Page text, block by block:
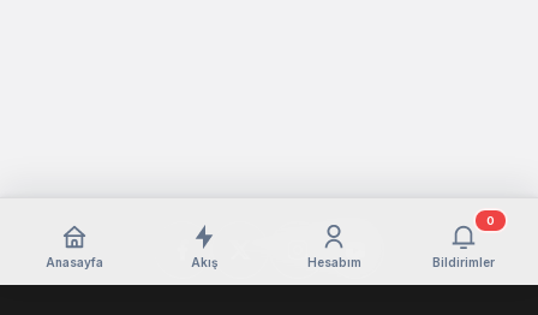
Anasayfa Akış Hesabım Bildirimler
0